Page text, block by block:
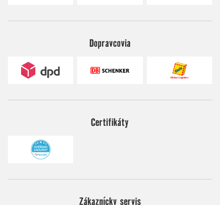
Dopravcovia
Certifikáty
Zákaznícky servis